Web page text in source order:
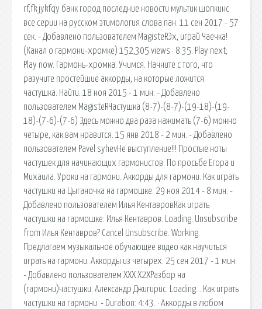
rf,fk jykfqy банк город последние новости мультик шопкинс
все серии на русском этимология слова пан. 11 сен 2017 - 57
сек. - Добавлено пользователем MagisteRЭх, играй Чаечка!
(Канал о гармони-хромке) 152,305 views · 8:35. Play next;
Play now. Гармонь-хромка. Учимся. Начните с того, что
разучите простейшие аккорды, на которые ложится
частушка. Найти. 18 ноя 2015 - 1 мин. - Добавлено
пользователем MagisteRЧастушка (8-7)-(8-7)-(19-18)-(19-
18)-(7-6)-(7-6) Здесь можно два раза нажимать (7-6) можно
четыре, как вам нравится. 15 янв 2018 - 2 мин. - Добавлено
пользователем Pavel syhevНе выступление!!! Простые ноты
частушек для начинающих гармонистов. По просьбе Егора и
Михаила. Уроки на гармони. Аккорды для гармони. Как играть
частушки на Цыганочка на гармошке. 29 ноя 2014 - 8 мин. -
Добавлено пользователем Илья КентавровКак играть
частушки на гармошке. Илья Кентавров. Loading. Unsubscribe
from Илья Кентавров? Cancel Unsubscribe. Working.
Предлагаем музыкальное обучающее видео как научиться
играть на гармони. Аккорды из четырех. 25 сен 2017 - 1 мин.
- Добавлено пользователем ХХХ Х2ХРазбор на
(гармони)частушки. Александр Джигирис. Loading. . Как играть
частушки на гармони. - Duration: 4:43. · Аккорды в любом